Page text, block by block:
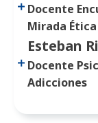
Docente
Mirada Ética
Esteban
Docente
Adicciones